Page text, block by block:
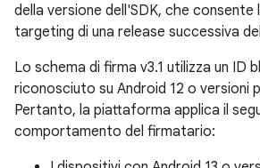
della versione dell'SDK, che consente
targeting di una release successiva
Lo schema di firma v3.1 utilizza un ID
riconosciuto su Android 12 o versioni
Pertanto, la piattaforma applica il
comportamento del firmatario: